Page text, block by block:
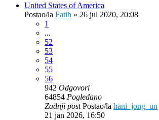
United States of America
Postao/la Fatih » 26 jul 2020, 20:08
1
...
52
53
54
55
56
942 Odgovori
64854 Pogledano
Zadnji postPostao/la hani_jong_un
21 jan 2026, 16:50